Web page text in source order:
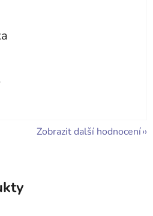
z 5 hvězdiček.
z 5 hvězdiček.
Zobrazit další hodnocení